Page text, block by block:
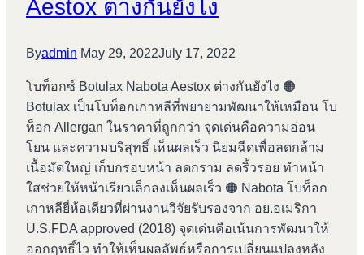
Aestox ต่างกันยังไง
Byadmin May 29, 2022July 17, 2022
โบท็อกซ์ Botulax Nabota Aestox ต่างกันยังไง 🟠
Botulax เป็นโบท็อกเกาหลีที่พยายามพัฒนาให้เหมือน โบ
ท็อก Allergan ในราคาที่ถูกกว่า จุดเด่นคือความอ่อน
โยน และความบริสุทธิ์ เห็นผลเร็ว นิยมฉีดเพื่อลดกล้าม
เนื้อมัดใหญ่ เก็บกรอบหน้า ลดกราม ลดริ้วรอย ทำหน้า
ใสช่วยให้หน้าเรียวเล็กลงเห็นผลเร็ว 🟠 Nabota โบท็อก
เกาหลียี่ห้อเดียวที่ผ่านงานวิจัยรับรองจาก อย.อเมริกา
U.S.FDA approved (2018) จุดเด่นคือเน้นการพัฒนาให้
ออกฤทธิ์ไว ทำให้เห็นผลลัพธ์หรือการเปลี่ยนแปลงหลัง